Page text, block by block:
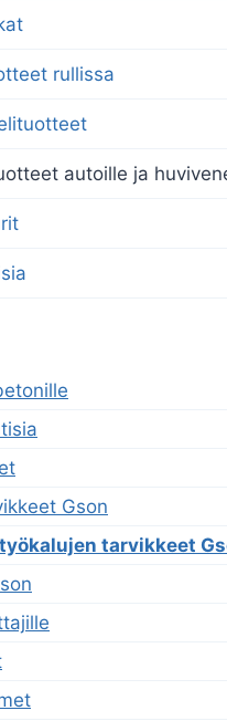
rullissa
autoille ja
Gson
tarvikkeet